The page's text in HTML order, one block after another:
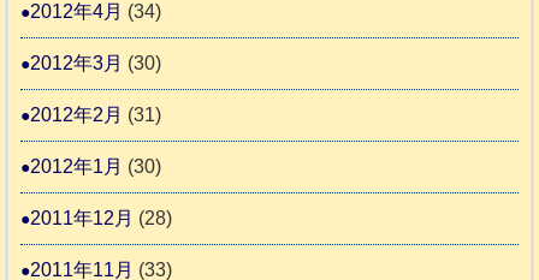
2012年4月 (34)
2012年3月 (30)
2012年2月 (31)
2012年1月 (30)
2011年12月 (28)
2011年11月 (33)